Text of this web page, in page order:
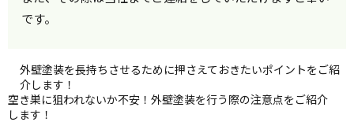
です。
外壁塗装を長持ちさせるために押さえておきたいポイントをご紹
介します！
空き巣に狙われないか不安！外壁塗装を行う際の注意点をご紹介
します！